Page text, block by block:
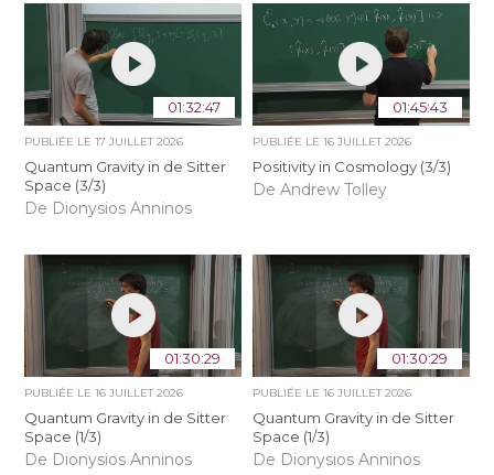
01:32:47
PUBLIÉE LE17 JUILLET 2026
Quantum Gravity in de Sitter
Space (3/3)
De Dionysios Anninos
01:45:43
PUBLIÉE LE 16 JUILLET 2026
Positivity in Cosmology (3/3)
De Andrew Tolley
01:30:29
PUBLIÉE LE16 JUILLET 2026
Quantum Gravity in de Sitter
Space (1/3)
De Dionysios Anninos
01:30:29
PUBLIÉE LE 16 JUILLET 2026
Quantum Gravity in de Sitter
Space (1/3)
De Dionysios Anninos